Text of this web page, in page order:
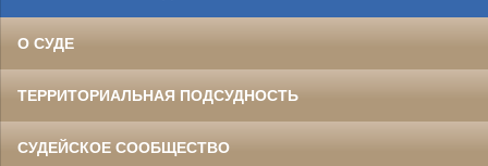
О СУДЕ
ТЕРРИТОРИАЛЬНАЯ ПОДСУДНОСТЬ
СУДЕЙСКОЕ СООБЩЕСТВО